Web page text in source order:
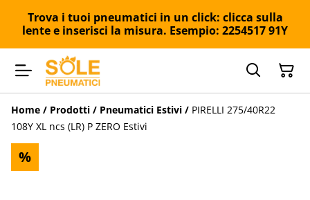
Trova i tuoi pneumatici in un click: clicca sulla
lente e inserisci la misura. Esempio: 2254517 91Y
Home / Prodotti / Pneumatici Estivi / PIRELLI 275/40R22
108Y XL ncs (LR) P ZERO Estivi
%